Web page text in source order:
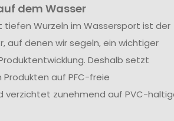
dem Wasser
tiefen Wurzeln im Wassersport ist der
auf denen wir segeln, ein wichtiger
Deshalb setzt
Produkten auf PFC-freie
verzichtet zunehmend auf PVC-